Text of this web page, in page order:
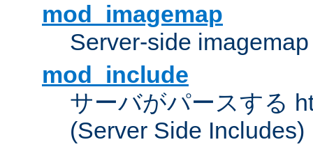
mod_imagemap
Server-side
mod_include
サーバがパースする
(Server Side Includes)